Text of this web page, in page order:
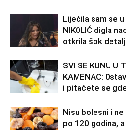
Liječila sam se
NlK0LlĆ digla
otkrila šok
SVl SE KUNU U
KAMENAC:
i pitaćete se
Nisu bolesni i
po 120 godina,